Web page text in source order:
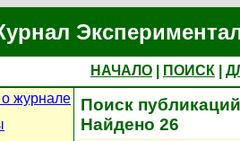
НАЧАЛО ПОИСК
журнале
Поиск
Найдено 26